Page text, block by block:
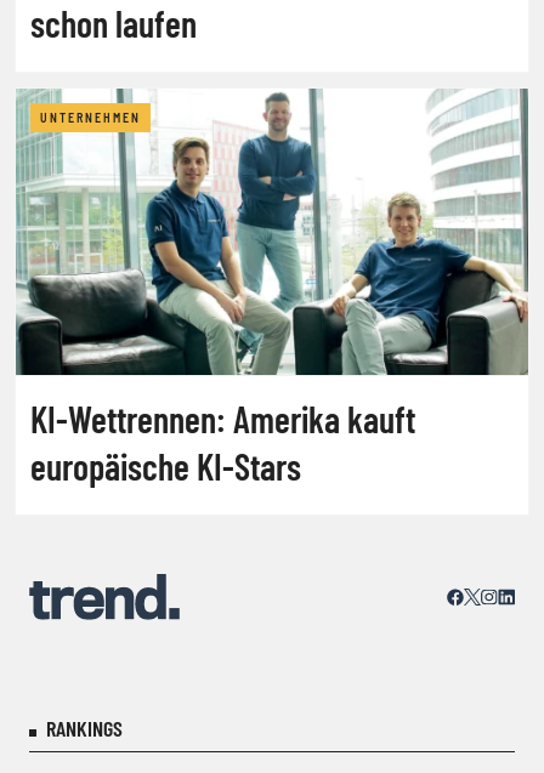
schon laufen
UNTERNEHMEN
KI-Wettrennen: Amerika kauft
europäische KI-Stars
RANKINGS